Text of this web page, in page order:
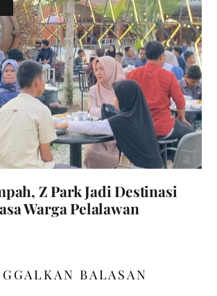
Z Park Jadi Destinasi
Warga Pelalawan
BALASAN